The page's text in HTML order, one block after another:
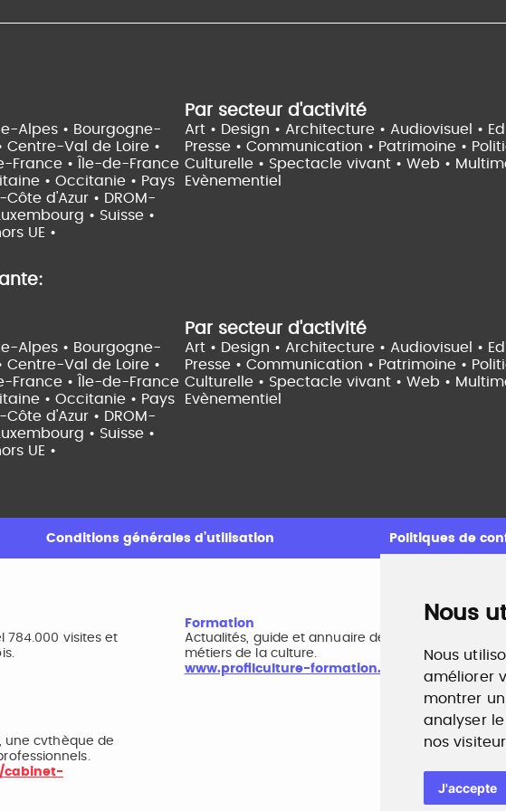
Nous
Nous
améliorer
montrer
analyser
nos
J'accepte
Alpes • Bourgogne-
Centre-Val de Loire •
France •
Île-de-France
• Occitanie • Pays
d'Azur • DROM-
• Suisse •
UE •
Par secteur d'activité
Art • Design • Architecture • Audiovisuel •
Presse • Communication • Patrimoine •
Culturelle • Spectacle vivant • Web •
Evènementiel
Alpes • Bourgogne-
Centre-Val de Loire •
France •
Île-de-France
• Occitanie • Pays
d'Azur • DROM-
• Suisse •
UE •
Par secteur d'activité
Art • Design • Architecture • Audiovisuel •
Presse • Communication • Patrimoine •
Culturelle • Spectacle vivant • Web •
Evènementiel
Conditions générales d’utilisation Politiques de
784.000 visites et
Formation
Actualités, guide et annuaire des formations aux
métiers de la culture.
www.profilculture-formation.com
une cvthèque de
cabinet-